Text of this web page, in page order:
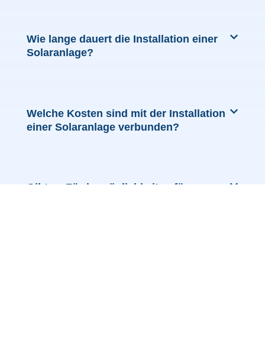
Wie lange dauert die Installation einer
Solaranlage?
Welche Kosten sind mit der Installation
einer Solaranlage verbunden?
Gibt es Fördermöglichkeiten für